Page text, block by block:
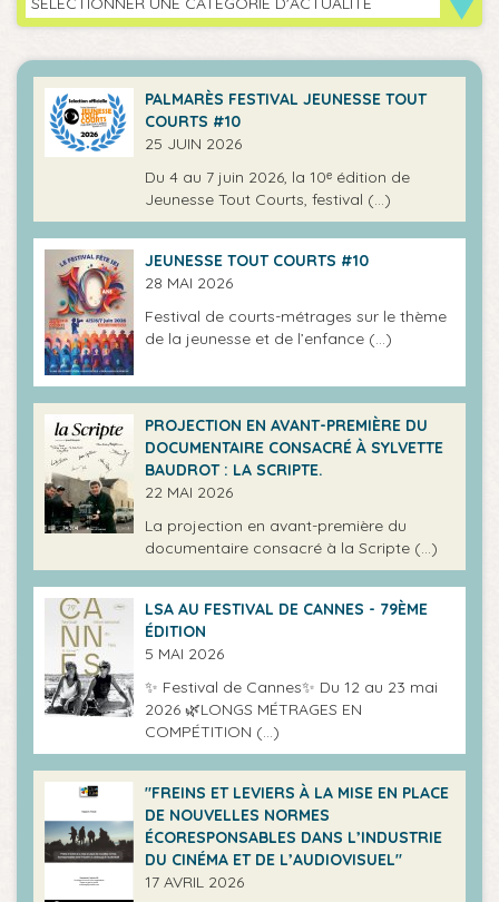
PALMARÈS FESTIVAL JEUNESSE TOUT
COURTS #10
25 JUIN 2026
Du 4 au 7 juin 2026, la 10ᵉ édition de
Jeunesse Tout Courts, festival (…)
JEUNESSE TOUT COURTS #10
28 MAI 2026
Festival de courts-métrages sur le thème
de la jeunesse et de l’enfance (…)
PROJECTION EN AVANT-PREMIÈRE DU
DOCUMENTAIRE CONSACRÉ À SYLVETTE
BAUDROT : LA SCRIPTE.
22 MAI 2026
La projection en avant-première du
documentaire consacré à la Scripte (…)
LSA AU FESTIVAL DE CANNES - 79ÈME
ÉDITION
5 MAI 2026
✨ Festival de Cannes✨ Du 12 au 23 mai
2026 🌿LONGS MÉTRAGES EN
COMPÉTITION (…)
"FREINS ET LEVIERS À LA MISE EN PLACE
DE NOUVELLES NORMES
ÉCORESPONSABLES DANS L’INDUSTRIE
DU CINÉMA ET DE L’AUDIOVISUEL"
17 AVRIL 2026